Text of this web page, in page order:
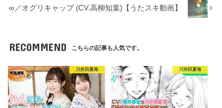
∞／オグリキャップ (CV.高柳知葉)【うたスキ動画】
RECOMMEND こちらの記事も人気です。
川井田夏海 川井田夏海